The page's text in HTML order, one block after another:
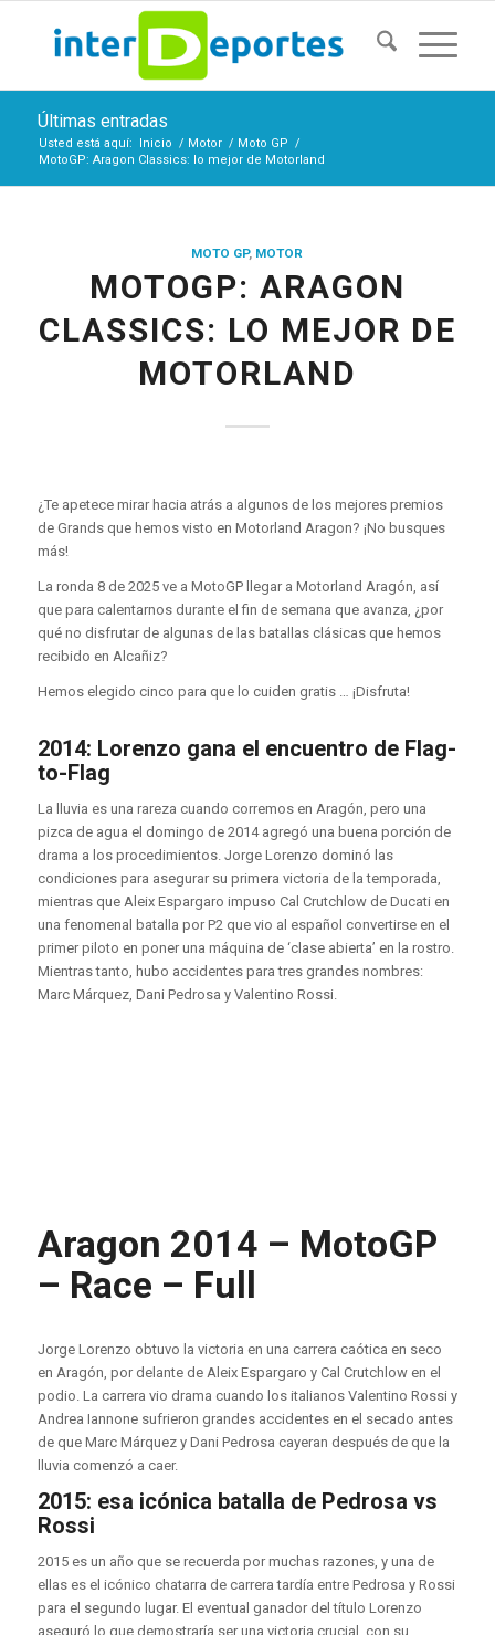
Últimas entradas
Usted está aquí: Inicio / Motor / Moto GP /
MotoGP: Aragon Classics: lo mejor de Motorland
MOTO GP, MOTOR
MOTOGP: ARAGON
CLASSICS: LO MEJOR DE
MOTORLAND
¿Te apetece mirar hacia atrás a algunos de los mejores premios
de Grands que hemos visto en Motorland Aragon? ¡No busques
más!
La ronda 8 de 2025 ve a MotoGP llegar a Motorland Aragón, así
que para calentarnos durante el fin de semana que avanza, ¿por
qué no disfrutar de algunas de las batallas clásicas que hemos
recibido en Alcañiz?
Hemos elegido cinco para que lo cuiden gratis … ¡Disfruta!
2014: Lorenzo gana el encuentro de Flag-
to-Flag
La lluvia es una rareza cuando corremos en Aragón, pero una
pizca de agua el domingo de 2014 agregó una buena porción de
drama a los procedimientos. Jorge Lorenzo dominó las
condiciones para asegurar su primera victoria de la temporada,
mientras que Aleix Espargaro impuso Cal Crutchlow de Ducati en
una fenomenal batalla por P2 que vio al español convertirse en el
primer piloto en poner una máquina de ‘clase abierta’ en la rostro.
Mientras tanto, hubo accidentes para tres grandes nombres:
Marc Márquez, Dani Pedrosa y Valentino Rossi.
Aragon 2014 – MotoGP
– Race – Full
Jorge Lorenzo obtuvo la victoria en una carrera caótica en seco
en Aragón, por delante de Aleix Espargaro y Cal Crutchlow en el
podio. La carrera vio drama cuando los italianos Valentino Rossi y
Andrea Iannone sufrieron grandes accidentes en el secado antes
de que Marc Márquez y Dani Pedrosa cayeran después de que la
lluvia comenzó a caer.
2015: esa icónica batalla de Pedrosa vs
Rossi
2015 es un año que se recuerda por muchas razones, y una de
ellas es el icónico chatarra de carrera tardía entre Pedrosa y Rossi
para el segundo lugar. El eventual ganador del título Lorenzo
aseguró lo que demostraría ser una victoria crucial, con su